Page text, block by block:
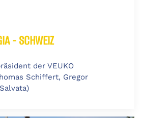
- SCHWEIZ
der VEUKO
Schiffert, Gregor